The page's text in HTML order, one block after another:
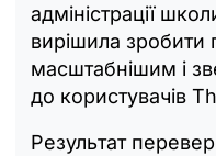
адміністрації
вирішила
масштабнішим і
до користувачів
Результат